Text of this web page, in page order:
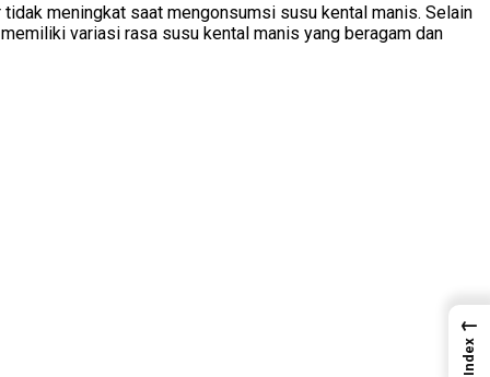
meningkat saat mengonsumsi susu kental manis. Selain
variasi rasa susu kental manis yang beragam dan
←
Index